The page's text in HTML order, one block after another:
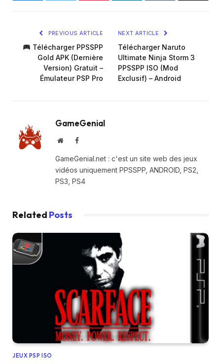
PREVIOUS ARTICLE
Télécharger PPSSPP
Gold APK (Dernière
Version) Gratuit –
Émulateur PSP Pro
NEXT ARTICLE
Télécharger Naruto
Ultimate Ninja Storm 3
PPSSPP ISO (Mod
Exclusif) – Android
GameGenial
WebsiteFacebook
GameGenial.net : c'est un site web des jeux
vidéos uniquement PPSSPP, ANDROID, PS2,
PS3, PS4
Related Posts
JEUX PSP ISO